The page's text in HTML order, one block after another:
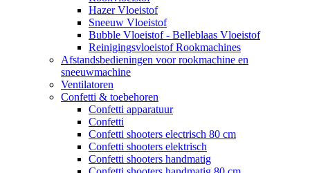
Hazer Vloeistof
Sneeuw Vloeistof
Bubble Vloeistof - Belleblaas Vloeistof
Reinigingsvloeistof Rookmachines
Afstandsbedieningen voor rookmachine en
sneeuwmachine
Ventilatoren
Confetti & toebehoren
Confetti apparatuur
Confetti
Confetti shooters electrisch 80 cm
Confetti shooters elektrisch
Confetti shooters handmatig